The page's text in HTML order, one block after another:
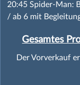
20:45 Spider-Man:
/ ab 6 mit
Gesamtes
Der Vorverkauf